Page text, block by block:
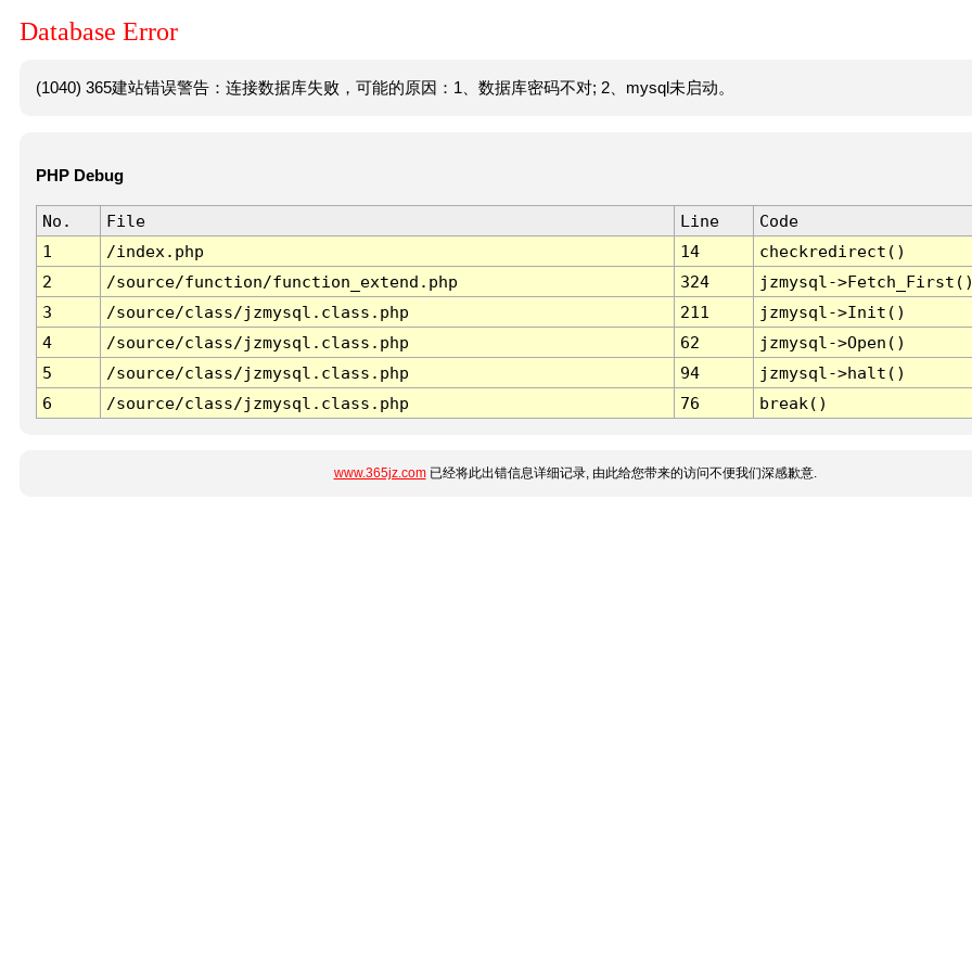
Database Error
(1040) 365建站错误警告：连接数据库失败，可能的原因：1、数据库密码不对; 2、mysql未启动。
PHP Debug
No. File Line
Code
1
/index.php 14
checkredirect()
2
/source/function/function_extend.php 324
jzmysql-
3
/source/class/jzmysql.class.php 211
jzmysql->Init()
4
/source/class/jzmysql.class.php 62
jzmysql->Open()
5
/source/class/jzmysql.class.php 94
jzmysql->halt()
6
/source/class/jzmysql.class.php 76 break()
www.365jz.com已经将此出错信息详细记录, 由此给您带来的访问不便我们深感歉意.